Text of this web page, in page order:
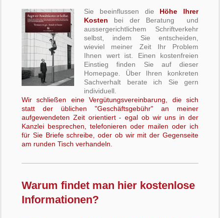
Sie beeinflussen die Höhe Ihrer
Kosten bei der Beratung und
aussergerichtlichem Schriftverkehr
selbst, indem Sie entscheiden,
wieviel meiner Zeit Ihr Problem
Ihnen wert ist. Einen kostenfreien
Einstieg finden Sie auf dieser
Homepage. Über Ihren konkreten
Sachverhalt berate ich Sie gern
individuell.
Wir schließen eine Vergütungsvereinbarung, die sich
statt der üblichen "Geschäftsgebühr" an meiner
aufgewendeten Zeit orientiert - egal ob wir uns in der
Kanzlei besprechen, telefonieren oder mailen oder ich
für Sie Briefe schreibe, oder ob wir mit der Gegenseite
am runden Tisch verhandeln.
Warum findet man hier kostenlose
Informationen?